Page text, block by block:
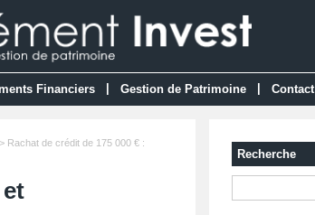
Financiers Gestion de Patrimoine Contact
Rachat de crédit de 175 000 € :
Recherche